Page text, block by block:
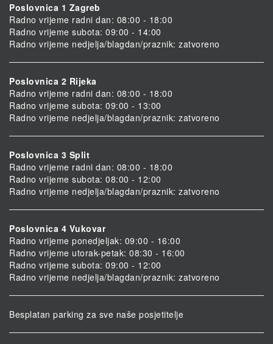
Poslovnica 1 Zagreb
Radno vrijeme radni dan: 08:00 - 18:00
Radno vrijeme subota: 09:00 - 14:00
Radno vrijeme nedjelja/blagdan/praznik: zatvoreno
Poslovnica 2 Rijeka
Radno vrijeme radni dan: 08:00 - 18:00
Radno vrijeme subota: 09:00 - 13:00
Radno vrijeme nedjelja/blagdan/praznik: zatvoreno
Poslovnica 3 Split
Radno vrijeme radni dan: 08:00 - 18:00
Radno vrijeme subota: 08:00 - 12:00
Radno vrijeme nedjelja/blagdan/praznik: zatvoreno
Poslovnica 4 Vukovar
Radno vrijeme ponedjeljak: 09:00 - 16:00
Radno vrijeme utorak-petak: 08:30 - 16:00
Radno vrijeme subota: 09:00 - 12:00
Radno vrijeme nedjelja/blagdan/praznik: zatvoreno
Besplatan parking za sve naše posjetitelje